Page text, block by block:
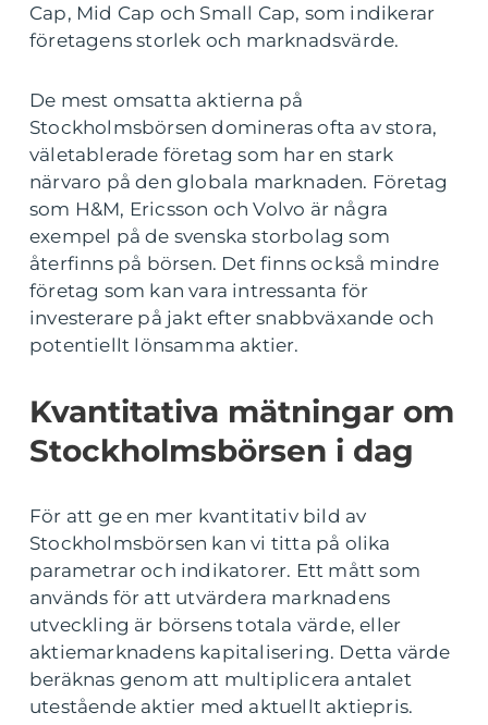
Cap, Mid Cap och Small Cap, som indikerar
företagens storlek och marknadsvärde.
De mest omsatta aktierna på
Stockholmsbörsen domineras ofta av stora,
väletablerade företag som har en stark
närvaro på den globala marknaden. Företag
som H&M, Ericsson och Volvo är några
exempel på de svenska storbolag som
återfinns på börsen. Det finns också mindre
företag som kan vara intressanta för
investerare på jakt efter snabbväxande och
potentiellt lönsamma aktier.
Kvantitativa mätningar om
Stockholmsbörsen i dag
För att ge en mer kvantitativ bild av
Stockholmsbörsen kan vi titta på olika
parametrar och indikatorer. Ett mått som
används för att utvärdera marknadens
utveckling är börsens totala värde, eller
aktiemarknadens kapitalisering. Detta värde
beräknas genom att multiplicera antalet
utestående aktier med aktuellt aktiepris.